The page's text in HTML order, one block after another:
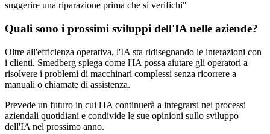
suggerire una riparazione prima che si verifichi"
Quali sono i prossimi sviluppi dell'IA nelle aziende?
Oltre all'efficienza operativa, l'IA sta ridisegnando le interazioni con
i clienti. Smedberg spiega come l'IA possa aiutare gli operatori a
risolvere i problemi di macchinari complessi senza ricorrere a
manuali o chiamate di assistenza.
Prevede un futuro in cui l'IA continuerà a integrarsi nei processi
aziendali quotidiani e condivide le sue opinioni sullo sviluppo
dell'IA nel prossimo anno.